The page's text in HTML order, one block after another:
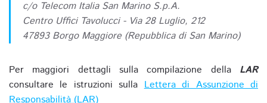
c/o Telecom Italia San Marino S.p.A.
Centro Uffici Tavolucci - Via 28 Luglio, 212
47893 Borgo Maggiore (Repubblica di San Marino)
Per maggiori dettagli sulla compilazione della LAR
consultare le istruzioni sullaLettera di Assunzione di
Responsabilità (LAR)